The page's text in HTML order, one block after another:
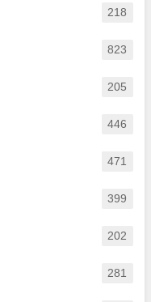
218
823
205
446
471
399
202
281